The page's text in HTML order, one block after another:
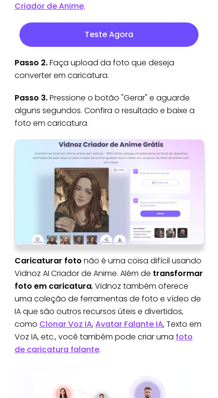
Criador de Anime.
Teste Agora
Passo 2.Faça upload da foto que deseja
converter em caricatura.
Passo 3.Pressione o botão "Gerar" e aguarde
alguns segundos. Confira o resultado e baixe a
foto em caricatura.
Caricaturar foto não é uma coisa difícil usando
Vidnoz AI Criador de Anime. Além de transformar
foto em caricatura, Vidnoz também oferece
uma coleção de ferramentas de foto e vídeo de
IA que são outros recursos úteis e divertidos,
como Clonar Voz IA,Avatar Falante IA, Texto em
Voz IA, etc., você também pode criar uma foto
de caricatura falante.